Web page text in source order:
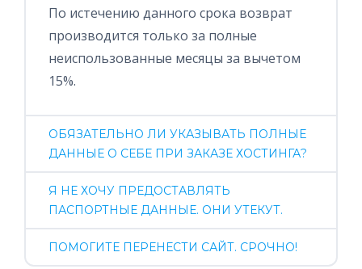
По истечению данного срока возврат
производится только за полные
неиспользованные месяцы за вычетом
15%.
ОБЯЗАТЕЛЬНО ЛИ УКАЗЫВАТЬ ПОЛНЫЕ
ДАННЫЕ О СЕБЕ ПРИ ЗАКАЗЕ ХОСТИНГА?
Я НЕ ХОЧУ ПРЕДОСТАВЛЯТЬ
ПАСПОРТНЫЕ ДАННЫЕ. ОНИ УТЕКУТ.
ПОМОГИТЕ ПЕРЕНЕСТИ САЙТ. СРОЧНО!